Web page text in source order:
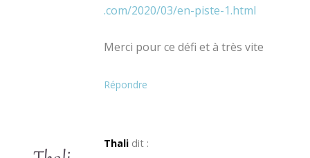
.com/2020/03/en-piste-1.html
Merci pour ce défi et à très vite
Répondre
Thali dit :